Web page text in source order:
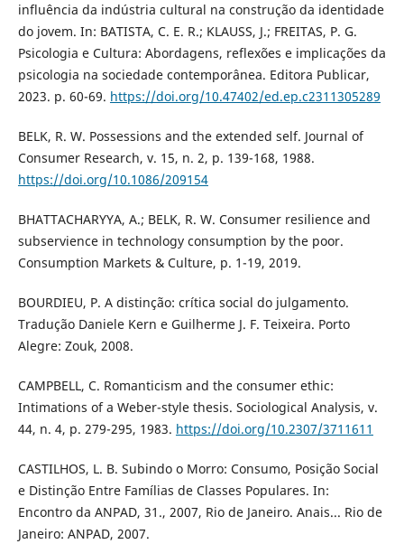
influência da indústria cultural na construção da identidade
do jovem. In: BATISTA, C. E. R.; KLAUSS, J.; FREITAS, P. G.
Psicologia e Cultura: Abordagens, reflexões e implicações da
psicologia na sociedade contemporânea. Editora Publicar,
2023. p. 60-69. https://doi.org/10.47402/ed.ep.c2311305289
BELK, R. W. Possessions and the extended self. Journal of
Consumer Research, v. 15, n. 2, p. 139-168, 1988.
https://doi.org/10.1086/209154
BHATTACHARYYA, A.; BELK, R. W. Consumer resilience and
subservience in technology consumption by the poor.
Consumption Markets & Culture, p. 1-19, 2019.
BOURDIEU, P. A distinção: crítica social do julgamento.
Tradução Daniele Kern e Guilherme J. F. Teixeira. Porto
Alegre: Zouk, 2008.
CAMPBELL, C. Romanticism and the consumer ethic:
Intimations of a Weber-style thesis. Sociological Analysis, v.
44, n. 4, p. 279-295, 1983. https://doi.org/10.2307/3711611
CASTILHOS, L. B. Subindo o Morro: Consumo, Posição Social
e Distinção Entre Famílias de Classes Populares. In:
Encontro da ANPAD, 31., 2007, Rio de Janeiro. Anais... Rio de
Janeiro: ANPAD, 2007.